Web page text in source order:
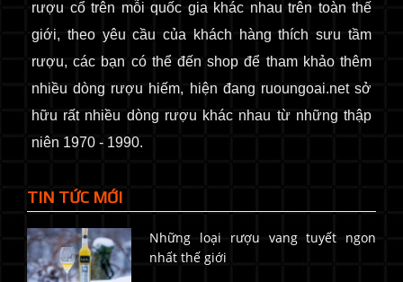
rượu cổtrên mỗi quốc gia khác nhau trên toàn thế
giới, theo yêu cầu của khách hàng thích sưu tầm
rượu, các bạn có thể đến shop để tham khảo thêm
nhiều dòng rượu hiếm, hiện đang ruoungoai.net sở
hữu rất nhiều dòng rượu khác nhau từ những thập
niên 1970 - 1990.
TIN TỨC MỚI
Những loại rượu vang tuyết ngon
nhất thế giới